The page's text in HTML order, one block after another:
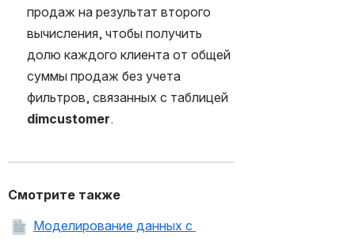
продаж на результат второго
вычисления, чтобы получить
долю каждого клиента от общей
суммы продаж без учета
dimcustomer.
Смотрите также
Моделирование данных с